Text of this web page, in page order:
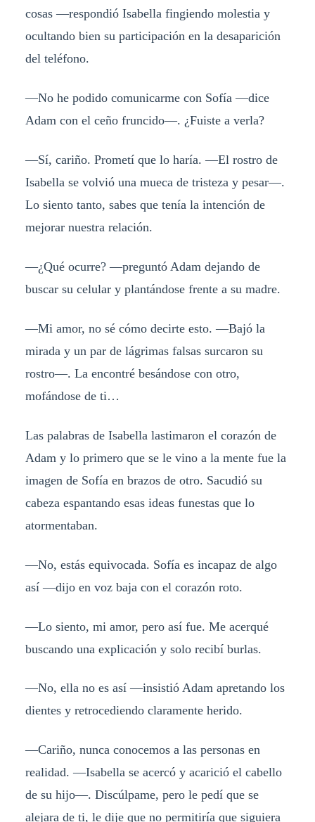
cosas —respondió Isabella fingiendo molestia y
ocultando bien su participación en la desaparición
del teléfono.
—No he podido comunicarme con Sofía —dice
Adam con el ceño fruncido—. ¿Fuiste a verla?
—Sí, cariño. Prometí que lo haría. —El rostro de
Isabella se volvió una mueca de tristeza y pesar—.
Lo siento tanto, sabes que tenía la intención de
mejorar nuestra relación.
—¿Qué ocurre? —preguntó Adam dejando de
buscar su celular y plantándose frente a su madre.
—Mi amor, no sé cómo decirte esto. —Bajó la
mirada y un par de lágrimas falsas surcaron su
rostro—. La encontré besándose con otro,
mofándose de ti…
Las palabras de Isabella lastimaron el corazón de
Adam y lo primero que se le vino a la mente fue la
imagen de Sofía en brazos de otro. Sacudió su
cabeza espantando esas ideas funestas que lo
atormentaban.
—No, estás equivocada. Sofía es incapaz de algo
así —dijo en voz baja con el corazón roto.
—Lo siento, mi amor, pero así fue. Me acerqué
buscando una explicación y solo recibí burlas.
—No, ella no es así —insistió Adam apretando los
dientes y retrocediendo claramente herido.
—Cariño, nunca conocemos a las personas en
realidad. —Isabella se acercó y acarició el cabello
de su hijo—. Discúlpame, pero le pedí que se
alejara de ti, le dije que no permitiría que siguiera